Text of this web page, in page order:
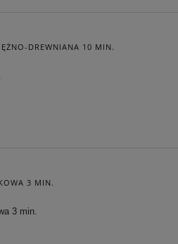
DREWNIANA 10 MIN.
3 MIN.
3 min.